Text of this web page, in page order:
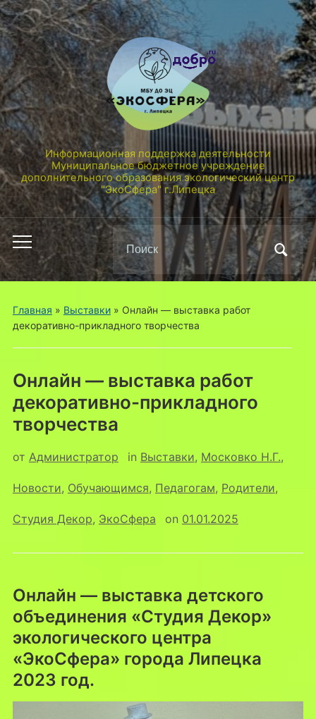
Информационная поддержка деятельности
Муниципальное бюджетное учреждение
дополнительного образования экологический центр
"ЭкоСфера" г.Липецка
Переключить
мобильное
меню
Поиск
по:
Главная » Выставки» Онлайн — выставка работ
декоративно-прикладного творчества
Онлайн — выставка работ
декоративно-прикладного
творчества
от Администратор in Выставки, Московко Н.Г.,
Новости, Обучающимся, Педагогам, Родители,
Студия Декор, ЭкоСфера on 01.01.2025
Онлайн — выставка детского
объединения «Студия Декор»
экологического центра
«ЭкоСфера» города Липецка
2023 год.